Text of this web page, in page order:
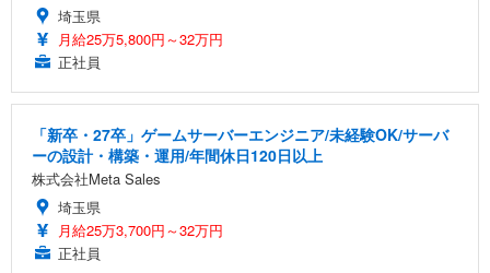
埼玉県
月給25万5,800円～32万円
正社員
「新卒・27卒」ゲームサーバーエンジニア/未経験OK/サーバ
ーの設計・構築・運用/年間休日120日以上
株式会社Meta Sales
埼玉県
月給25万3,700円～32万円
正社員